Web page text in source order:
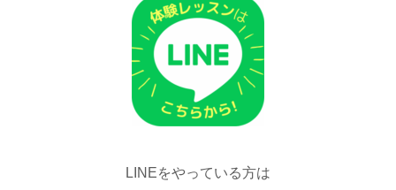
LINEをやっている方は